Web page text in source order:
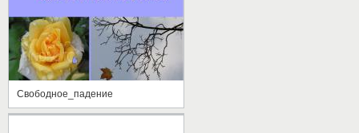
Свободное_падение